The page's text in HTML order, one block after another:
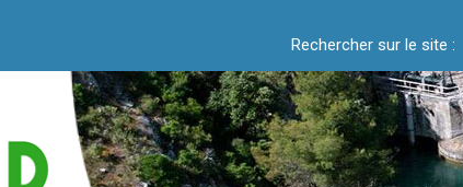
Rechercher sur le site :